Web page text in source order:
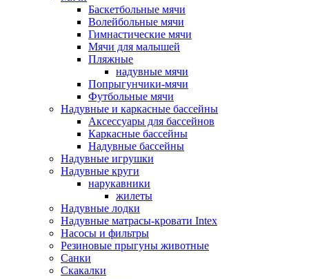
Баскетбольные мячи
Волейбольные мячи
Гимнастические мячи
Мячи для малышей
Пляжные
надувные мячи
Попрыгунчики-мячи
Футбольные мячи
Надувные и каркасные бассейны
Аксессуары для бассейнов
Каркасные бассейны
Надувные бассейны
Надувные игрушки
Надувные круги
нарукавники
жилеты
Надувные лодки
Надувные матрасы-кровати Intex
Насосы и фильтры
Резиновые прыгуны животные
Санки
Скакалки